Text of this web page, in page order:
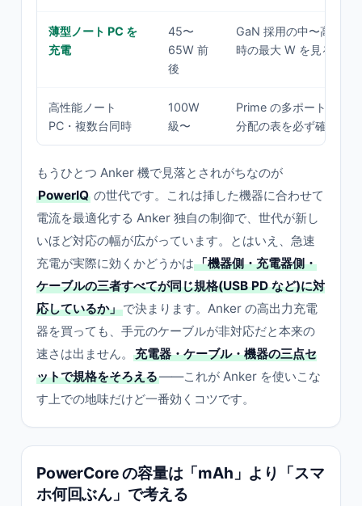
薄型ノート PC を
充電
45〜
65W 前
後
GaN 採用の中〜高出力
時の最大 W を見る
高性能ノート
PC・複数台同時
100W
級〜
Prime の多ポート高出
分配の表を必ず確認
もうひとつ Anker 機で見落とされがちなのが
PowerIQ の世代です。これは挿した機器に合わせて
電流を最適化する Anker 独自の制御で、世代が新し
いほど対応の幅が広がっています。とはいえ、急速
充電が実際に効くかどうかは「機器側・充電器側・
ケーブルの三者すべてが同じ規格(USB PD など)に対
応しているか」で決まります。Anker の高出力充電
器を買っても、手元のケーブルが非対応だと本来の
速さは出ません。
充電器・ケーブル・機器の三点セ
ットで規格をそろえる——これが Anker を使いこな
す上での地味だけど一番効くコツです。
PowerCore の容量は「mAh」より「スマ
ホ何回ぶん」で考える